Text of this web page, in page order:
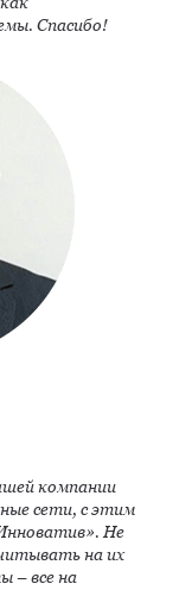
Спасибо!
компании
сети, с этим
Не
на их
– все на